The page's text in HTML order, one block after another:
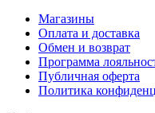
Магазины
Оплата и доставка
Обмен и возврат
Программа
Публичная оферта
Политика